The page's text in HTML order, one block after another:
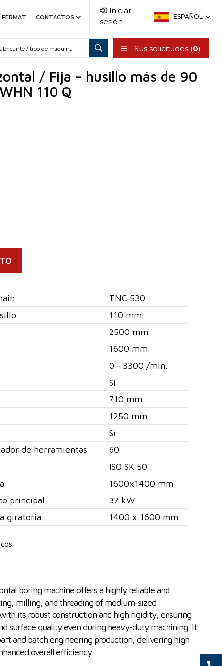
FERMAT CONTACTOS
Iniciar
sesión
ESPAÑOL
Sus solicitudes (0)
/ Fija - husillo más de 90
110 Q
TNC 530
110 mm
2500 mm
1600 mm
0 - 3300 /min.
Sí
710 mm
1250 mm
Sí
de herramientas
60
ISO SK 50 .
1600x1400 mm
principal
37 kW
giratoria
1400 x 1600 mm
boring machine offers a highly reliable and
milling, and threading of medium-sized
its robust construction and high rigidity, ensuring
surface quality even during heavy-duty machining. It
and batch engineering production, delivering high
overall efficiency.